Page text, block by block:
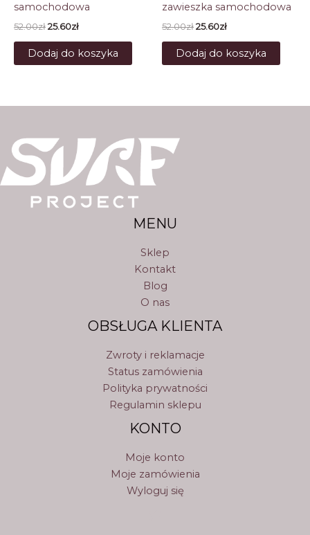
samochodowa
52.00złPierwotna
wynosiła:
52.00zł.
25.60złAktualna
wynosi:
25.60zł.
Dodaj do koszyka
zawieszka samochodowa
52.00złPierwotna
wynosiła:
52.00zł.
25.60złAktualna
wynosi:
25.60zł.
Dodaj do koszyka
MENU
Sklep
Kontakt
Blog
O nas
OBSŁUGA KLIENTA
Zwroty i reklamacje
Status zamówienia
Polityka prywatności
Regulamin sklepu
KONTO
Moje konto
Moje zamówienia
Wyloguj się